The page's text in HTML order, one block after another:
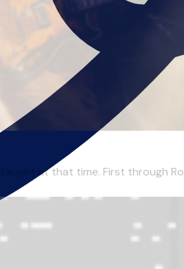
at that time. First through